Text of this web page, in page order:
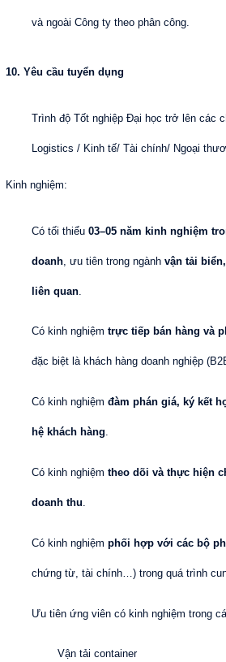
và ngoài Công ty theo phân công.
10. Yêu cầu tuyển dụng
Trình độ Tốt nghiệp Đại học trở lên các
Logistics / Kinh tế/ Tài chính/ Ngoại
Kinh nghiệm:
Có tối thiểu 03–05 năm kinh nghiệm
doanh , ưu tiên trong ngành vận tải
liên quan
Có kinh nghiệm trực tiếp bán hàng và
đặc biệt là khách hàng doanh nghiệp
Có kinh nghiệm đàm phán giá, ký kết
hệ khách hàng.
Có kinh nghiệm theo dõi và thực hiện
doanh thu.
Có kinh nghiệm phối hợp với các bộ
chứng từ, tài chính…) trong quá trình
Ưu tiên ứng viên có kinh nghiệm trong
Vận tải container